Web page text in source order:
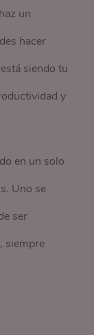
un
hacer
siendo tu
y
en un solo
Uno se
ser
siempre